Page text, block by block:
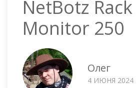
NetBotz Rack
Monitor 250
Олег
4 ИЮНЯ 2024